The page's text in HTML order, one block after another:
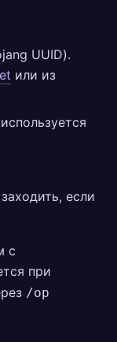
UUID).
или из
если
с
при
/op